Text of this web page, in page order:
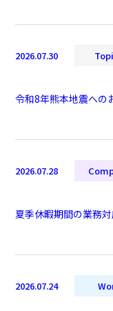
2026.07.30
令和8年熊本地震への
2026.07.28
夏季休暇期間の業務
2026.07.24